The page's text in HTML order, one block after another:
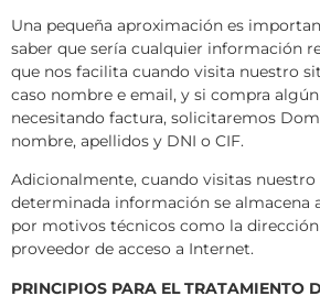
Una pequeña aproximación es
saber que sería cualquier información
que nos facilita cuando visita nuestro
caso nombre e email, y si compra
necesitando factura, solicitaremos
nombre, apellidos y DNI o CIF.
Adicionalmente, cuando visitas nuestro
determinada información se almacena
por motivos técnicos como la
proveedor de acceso a Internet.
PRINCIPIOS PARA EL TRATAMIENTO